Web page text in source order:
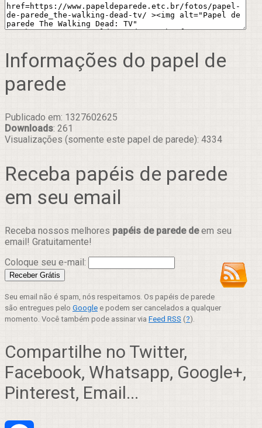
Informações do papel de
parede
Publicado em: 1327602625
Downloads: 261
Visualizações (somente este papel de parede): 4334
Receba papéis de parede
em seu email
Receba nossos melhores papéis de parede deem seu
email! Gratuitamente!
Coloque seu e-mail:
Seu email não é spam, nós respeitamos. Os papéis de parede
são entregues pelo Google e podem ser cancelados a qualquer
momento. Você também pode assinar via Feed RSS (?).
Compartilhe no Twitter,
Facebook, Whatsapp, Google+,
Pinterest, Email...